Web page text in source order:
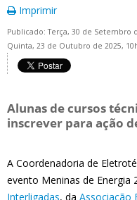
Imprimir
Publicado: Terça, 30 de Setembro
Quinta, 23 de Outubro de 2025,
Alunas de cursos
inscrever para ação
A Coordenadoria de
evento Meninas de Energia
Interligadas, da Associação